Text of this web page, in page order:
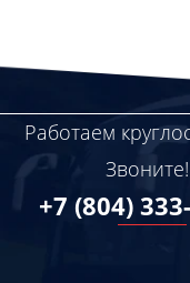
Работаем
Звоните!
+7 (804)